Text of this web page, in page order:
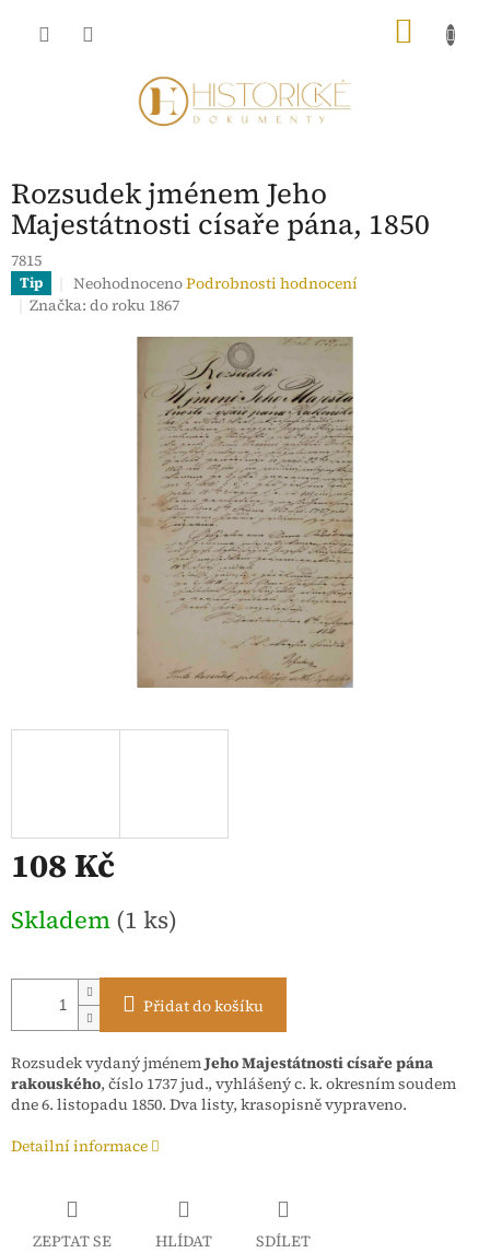
Rozsudek jménem Jeho
Majestátnosti císaře pána, 1850
7815
Tip
Průměrné
hodnocení
NeohodnocenoPodrobnosti hodnocení
Značka:do roku 1867
108 Kč
cena:
Skladem (1 ks)
Přidat do košíku
Rozsudek vydaný jménemJeho Majestátnosti císaře pána
rakouského, číslo 1737 jud., vyhlášený c. k. okresním soudem
dne 6. listopadu 1850. Dva listy, krasopisně vypraveno.
Detailní informace
ZEPTAT SE HLÍDAT SDÍLET